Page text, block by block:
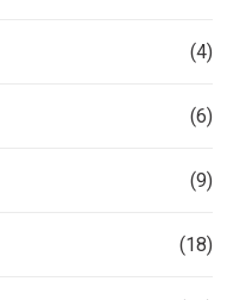
(4)
(6)
(9)
(18)